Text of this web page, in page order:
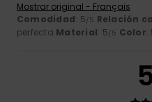
Mostrar original - Français
Comodidad: 5/5 Relación
perfecta Material: 5/5 Color: